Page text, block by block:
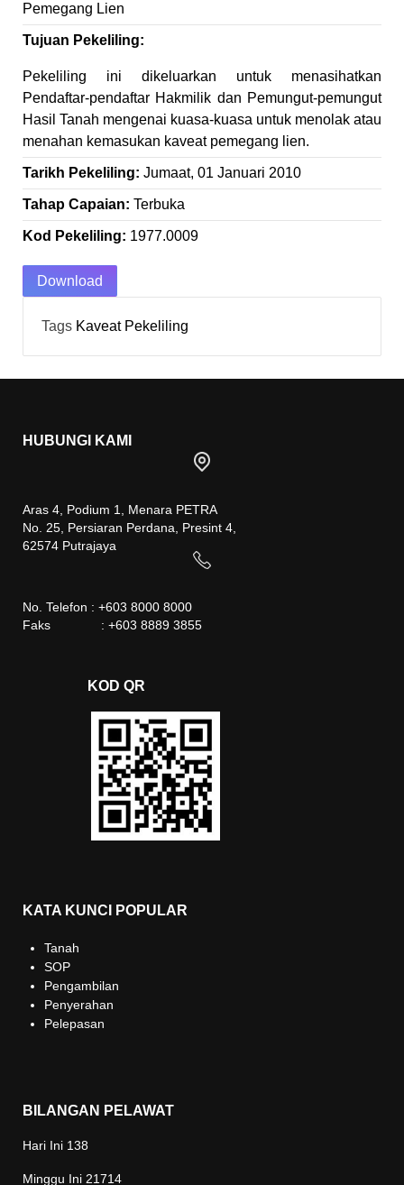
Pemegang Lien
Tujuan Pekeliling:
Pekeliling ini dikeluarkan untuk menasihatkan
Pendaftar-pendaftar Hakmilik dan Pemungut-pemungut
Hasil Tanah mengenai kuasa-kuasa untuk menolak atau
menahan kemasukan kaveat pemegang lien.
Tarikh Pekeliling: Jumaat, 01 Januari 2010
Tahap Capaian: Terbuka
Kod Pekeliling: 1977.0009
Download
Tags Kaveat Pekeliling
HUBUNGI KAMI
Aras 4, Podium 1, Menara PETRA
No. 25, Persiaran Perdana, Presint 4,
62574 Putrajaya
No. Telefon : +603 8000 8000
Faks : +603 8889 3855
KOD QR
KATA KUNCI POPULAR
Tanah
SOP
Pengambilan
Penyerahan
Pelepasan
BILANGAN PELAWAT
Hari Ini 138
Minggu Ini 21714